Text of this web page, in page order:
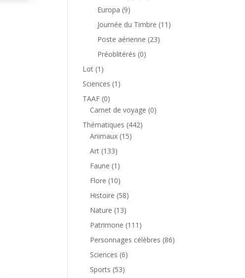
Europa 99
produits
Journée du Timbre 11 11
Poste aérienne 2323
Préoblitérés 00
Lot 1 1
produit
Sciences 1 1
TAAF 00
produit
Carnet de voyage 00
Thématiques 442442
Animaux 1515
Art 133133
produits
Faune 1 1
produit
Flore 1010
produits
Histoire 5858
Nature 1313
produits
Patrimone 111 111
produits
Personnages célèbres 8686
Sciences 66
Sports 5353